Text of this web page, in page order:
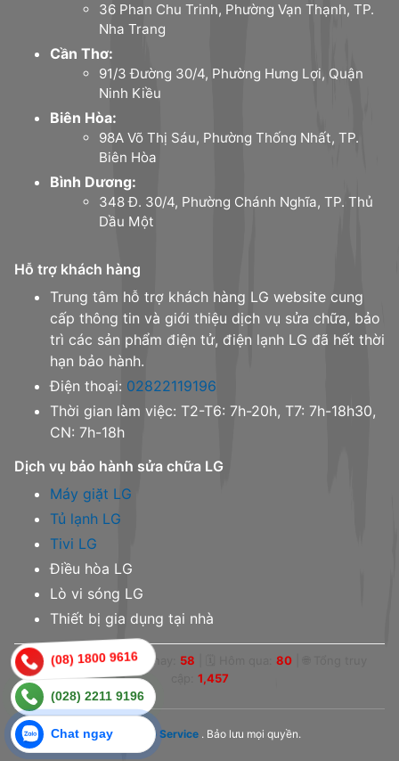
36 Phan Chu Trinh, Phường Vạn Thạnh, TP.
Nha Trang
Cần Thơ:
91/3 Đường 30/4, Phường Hưng Lợi, Quận
Ninh Kiều
Biên Hòa:
98A Võ Thị Sáu, Phường Thống Nhất, TP.
Biên Hòa
Bình Dương:
348 Đ. 30/4, Phường Chánh Nghĩa, TP. Thủ
Dầu Một
Hỗ trợ khách hàng
Trung tâm hỗ trợ khách hàng LG website cung
cấp thông tin và giới thiệu dịch vụ sửa chữa, bảo
trì các sản phẩm điện tử, điện lạnh LG đã hết thời
hạn bảo hành.
Điện thoại: 02822119196
Thời gian làm việc: T2-T6: 7h-20h, T7: 7h-18h30,
CN: 7h-18h
Dịch vụ bảo hành sửa chữa LG
Máy giặt LG
Tủ lạnh LG
Tivi LG
Điều hòa LG
Lò vi sóng LG
Thiết bị gia dụng tại nhà
👁 Online:0| 📅 Hôm nay: 58 80
1,457
© 2023, LG Service . Bảo lưu mọi quyền.
(08) 1800 9616
(028) 2211 9196
Chat ngay